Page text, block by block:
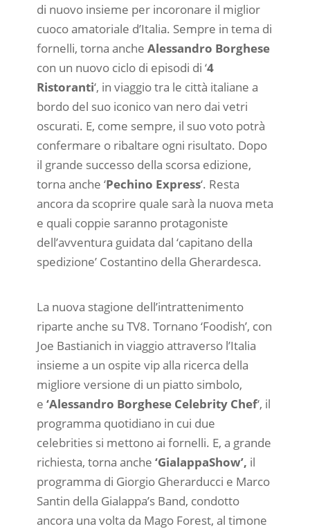
di nuovo insieme per incoronare il miglior
cuoco amatoriale d’Italia. Sempre in tema di
fornelli, torna anche Alessandro Borghese
con un nuovo ciclo di episodi di ‘4
Ristoranti‘, in viaggio tra le città italiane a
bordo del suo iconico van nero dai vetri
oscurati. E, come sempre, il suo voto potrà
confermare o ribaltare ogni risultato. Dopo
il grande successo della scorsa edizione,
torna anche ‘Pechino Express‘. Resta
ancora da scoprire quale sarà la nuova meta
e quali coppie saranno protagoniste
dell’avventura guidata dal ‘capitano della
spedizione’ Costantino della Gherardesca.
La nuova stagione dell’intrattenimento
riparte anche su TV8. Tornano ‘Foodish’, con
Joe Bastianich in viaggio attraverso l’Italia
insieme a un ospite vip alla ricerca della
migliore versione di un piatto simbolo,
e ‘Alessandro Borghese Celebrity Chef‘, il
programma quotidiano in cui due
celebrities si mettono ai fornelli. E, a grande
richiesta, torna anche ‘GialappaShow’, il
programma di Giorgio Gherarducci e Marco
Santin della Gialappa’s Band, condotto
ancora una volta da Mago Forest, al timone